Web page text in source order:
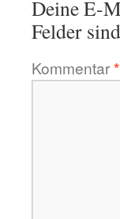
Deine E-
Felder
Kommentar*